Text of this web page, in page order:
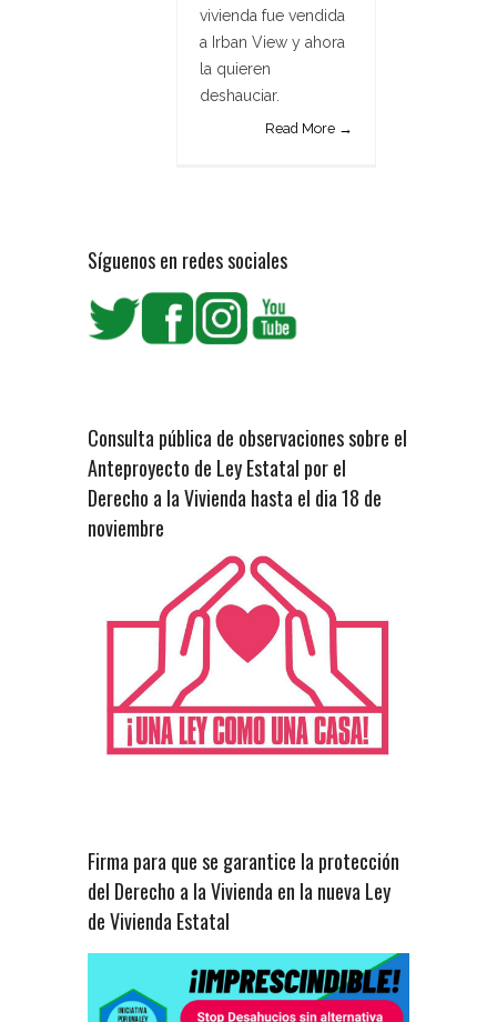
vivienda fue vendida
a Irban View y ahora
la quieren
deshauciar.
Read More →
Síguenos en redes sociales
Consulta pública de observaciones sobre el
Anteproyecto de Ley Estatal por el
Derecho a la Vivienda hasta el dia 18 de
noviembre
Firma para que se garantice la protección
del Derecho a la Vivienda en la nueva Ley
de Vivienda Estatal